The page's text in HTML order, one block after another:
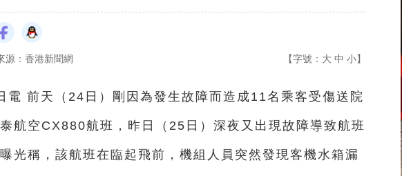
源：香港新聞網 【字號： 大 中 小】
電 前天（24日）剛因為發生故障而造成11名乘客受傷送院
航空CX880航班，昨日（25日）深夜又出現故障導致航班
稱，該航班在臨起飛前，機組人員突然發現客機水箱漏